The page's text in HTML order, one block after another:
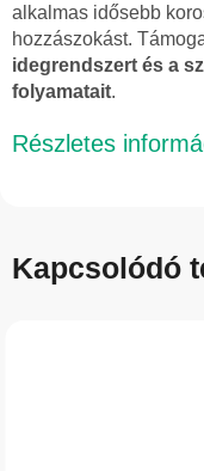
alkalmas idősebb
hozzászokást.
idegrendszert és a
folyamatait.
Részletes
Kapcsolódó